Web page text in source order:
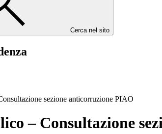
Cerca nel sito
sezione anticorruzione PIAO
– Consultazione